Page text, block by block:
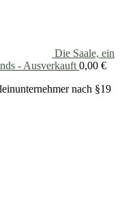
Die Saale, ein
- Ausverkauft 0,00 €
nach §19